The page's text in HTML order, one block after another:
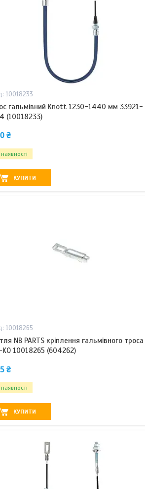
10018233
гальмівний Knott 1230-1440 мм 33921-
(10018233)
₴
КУПИТИ
10018265
NB PARTS кріплення гальмівного троса
KO 10018265 (604262)
₴
КУПИТИ